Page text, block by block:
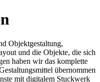
Objektgestaltung,
und die Objekte, die sich
haben wir das komplette
übernommen
mit digitalem Stuckwerk